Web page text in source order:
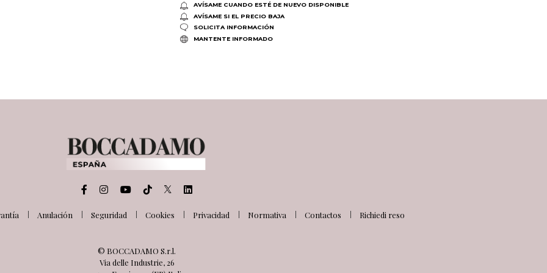
AVÍSAME CUANDO ESTÉ DE NUEVO DISPONIBLE
AVÍSAME SI EL PRECIO BAJA
SOLICITA INFORMACIÓN
MANTENTE INFORMADO
Anulación Seguridad Cookies Privacidad Normativa Contactos Richiedi reso
© BOCCADAMO S.r.l.
Via delle Industrie, 26